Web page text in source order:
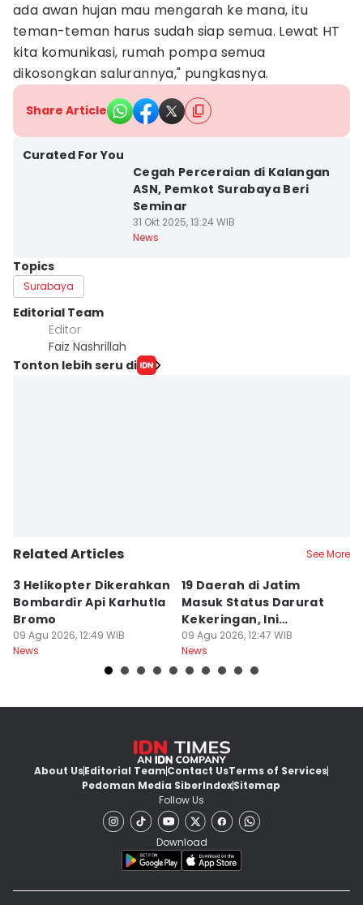
ada awan hujan mau mengarah ke mana, itu
teman-teman harus sudah siap semua. Lewat HT
kita komunikasi, rumah pompa semua
dikosongkan salurannya," pungkasnya.
Share Article
Curated For You
Cegah Perceraian di Kalangan
ASN, Pemkot Surabaya Beri
Seminar
31 Okt 2025, 13:24 WIB
News
Topics
Surabaya
Editorial Team
Editor
Faiz Nashrillah
Tonton lebih seru di
Related Articles See More
3 Helikopter Dikerahkan
Bombardir Api Karhutla
Bromo
09 Agu 2026, 12:49 WIB
News
19 Daerah di Jatim
Masuk Status Darurat
Kekeringan, Ini
Daftarnya
09 Agu 2026, 12:47 WIB
News
About UsEditorial TeamContact UsTerms of Services
Pedoman Media SiberIndexSitemap
Follow Us
Download